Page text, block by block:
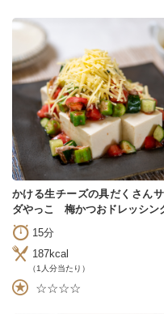
かける生チーズの具だくさん
ダやっこ 梅かつおドレッシン
15分
187kcal
（1人分当たり）
☆☆☆☆